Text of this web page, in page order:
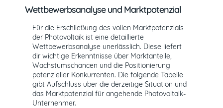
Wettbewerbsanalyse und Marktpotenzial
Für die Erschließung des vollen Marktpotenzials
der Photovoltaik ist eine detaillierte
Wettbewerbsanalyse unerlässlich. Diese liefert
dir wichtige Erkenntnisse über Marktanteile,
Wachstumschancen und die Positionierung
potenzieller Konkurrenten. Die folgende Tabelle
gibt Aufschluss über die derzeitige Situation und
das Marktpotenzial für angehende Photovoltaik-
Unternehmer.